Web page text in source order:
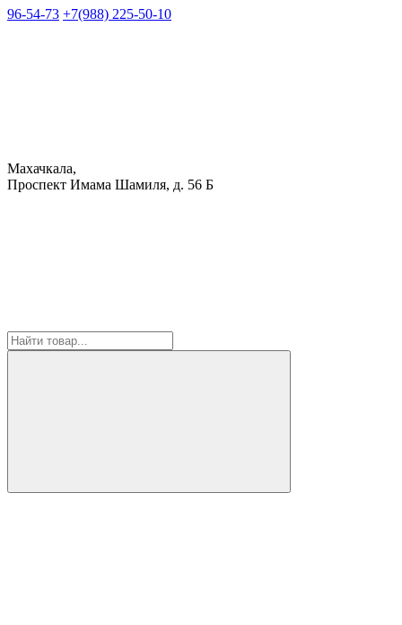
96-54-73 +7(988) 225-50-10
Махачкала,
Проспект Имама Шамиля, д. 56 Б